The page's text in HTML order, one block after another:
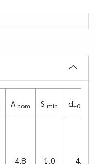
A nom S min d
4,8 1,0 4,22